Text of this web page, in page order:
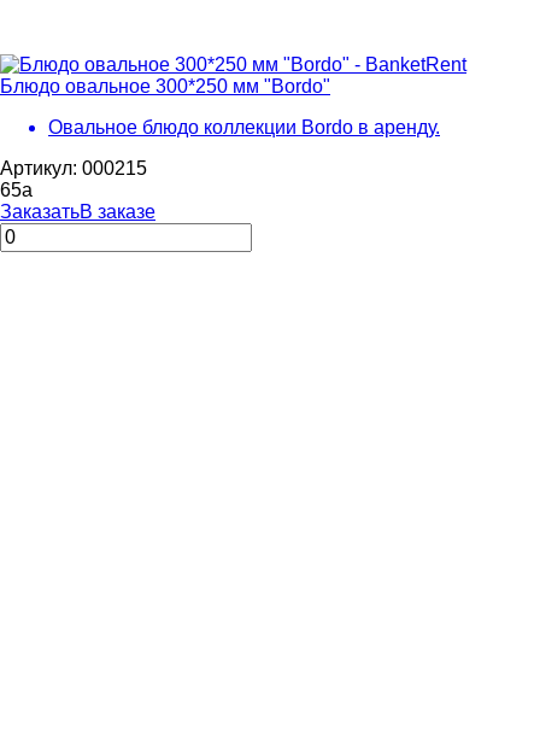
Блюдо овальное 300*250 мм "Bordo"
Овальное блюдо коллекции Bordo в аренду.
Артикул: 000215
65a
ЗаказатьВ заказе